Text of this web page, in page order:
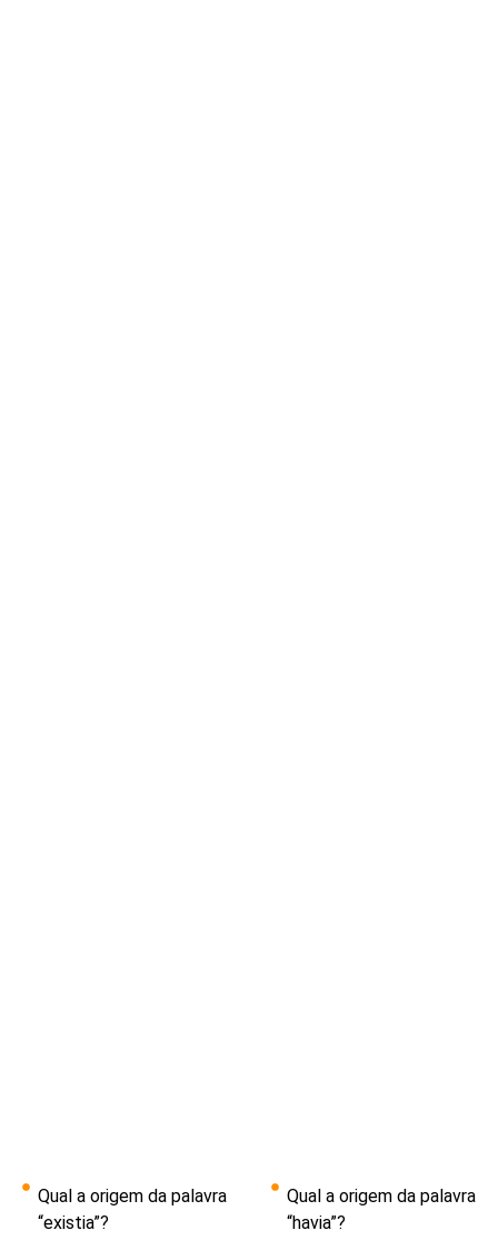
Qual a origem da palavra
“existia”?
Qual a origem da palavra
“havia”?